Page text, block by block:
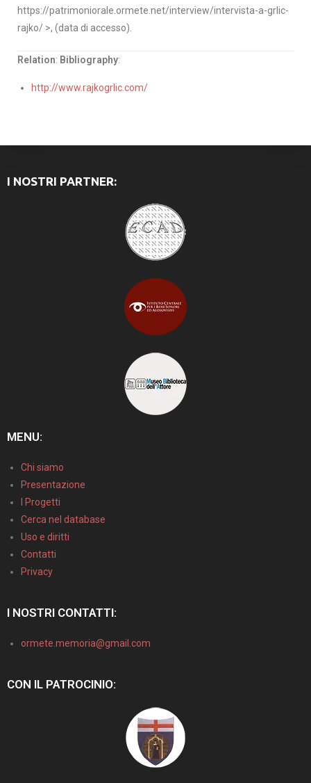
https://patrimoniorale.ormete.net/interview/intervista-a-grlic-
rajko/ >, (data di accesso).
Relation: Bibliography:
http://www.rajkogrlic.com/
I NOSTRI PARTNER:
MENU:
Chi siamo
Presentazione
I Progetti
Cerca nel database
Uso e diritti
Contatti
Privacy
I NOSTRI CONTATTI:
ormete.memoria@gmail.com
CON IL PATROCINIO: